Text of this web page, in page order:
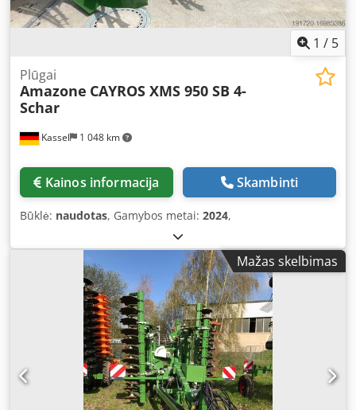
1 / 5
Kassel 1 048 km
Plūgai
Amazone CAYROS XMS 950 SB 4-
Schar
Kainos informacija Skambinti
Būklė: naudotas, Gamybos metai: 2024,
Mažas skelbimas